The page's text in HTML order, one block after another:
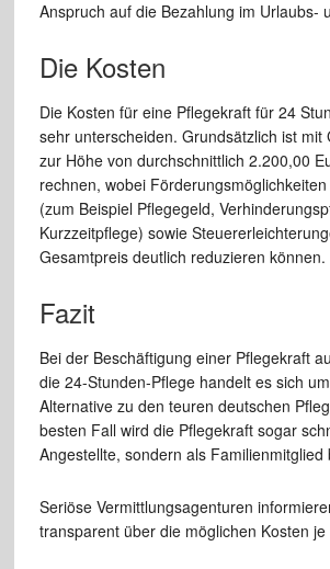
Anspruch auf die Bezahlung im Urlaubs-
Die Kosten
Die Kosten für eine Pflegekraft für 24
sehr unterscheiden. Grundsätzlich ist mit
zur Höhe von durchschnittlich 2.200,00
rechnen, wobei
(zum Beispiel Pflegegeld,
Kurzzeitpflege) sowie
Gesamtpreis deutlich reduzieren können.
Fazit
Bei der Beschäftigung einer Pflegekraft
die 24-Stunden-Pflege handelt es sich
Alternative zu den teuren deutschen
besten Fall wird die Pflegekraft sogar
Angestellte, sondern als Familienmitglied
Seriöse Vermittlungsagenturen
transparent über die möglichen Kosten je